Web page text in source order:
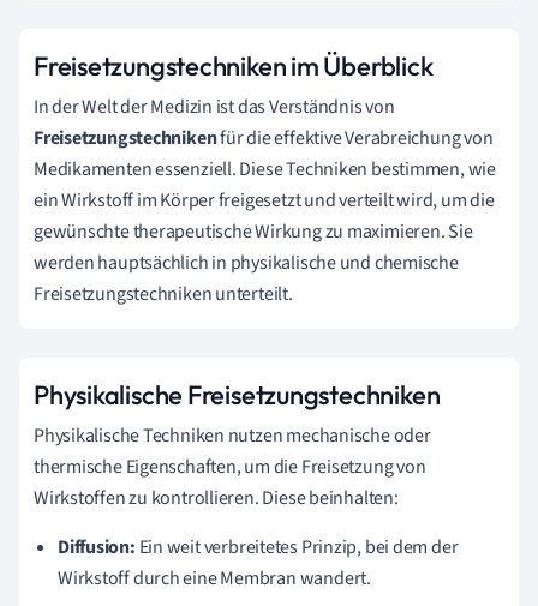
Freisetzungstechniken im Überblick
In der Welt der Medizin ist das Verständnis von
Freisetzungstechnikenfür die effektive Verabreichung von
Medikamenten essenziell. Diese Techniken bestimmen, wie
ein Wirkstoff im Körper freigesetzt und verteilt wird, um die
gewünschte therapeutische Wirkung zu maximieren. Sie
werden hauptsächlich in physikalische und chemische
Freisetzungstechniken unterteilt.
Physikalische Freisetzungstechniken
Physikalische Techniken nutzen mechanische oder
thermische Eigenschaften, um die Freisetzung von
Wirkstoffen zu kontrollieren. Diese beinhalten:
Diffusion: Ein weit verbreitetes Prinzip, bei dem der
Wirkstoff durch eine Membran wandert.